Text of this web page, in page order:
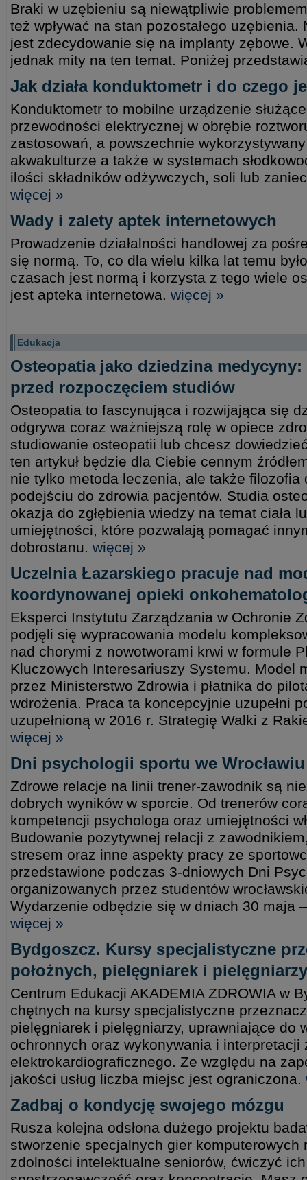
Braki w uzębieniu są niewątpliwie
też wpływać na stan pozostałego
jest zdecydowanie się na implanty zębowe.
jednak mity na ten temat. Poniżej
Jak działa konduktometr i do czego
Konduktometr to mobilne urządzenie
przewodności elektrycznej w obrębie
zastosowań, a powszechnie
akwakulturze a także w systemach
ilości składników odżywczych, soli lub
więcej »
Wady i zalety aptek internetowych
Prowadzenie działalności handlowej za
się normą. To, co dla wielu kilka lat temu
czasach jest normą i korzysta z tego wiele
jest apteka internetowa. więcej »
Edukacja
Osteopatia jako dziedzina
przed rozpoczęciem studiów
Osteopatia to fascynująca i rozwijająca się
odgrywa coraz ważniejszą rolę w opiece
studiowanie osteopatii lub chcesz
ten artykuł będzie dla Ciebie cennym
nie tylko metoda leczenia, ale także filozofia
podejściu do zdrowia pacjentów. Studia
okazja do zgłębienia wiedzy na temat ciała
umiejętności, które pozwalają pomagać
dobrostanu. więcej »
Uczelnia Łazarskiego pracuje nad
koordynowanej opieki
Eksperci Instytutu Zarządzania w Ochronie
podjęli się wypracowania modelu
nad chorymi z nowotworami krwi w formule
Kluczowych Interesariuszy Systemu. Model
przez Ministerstwo Zdrowia i płatnika do
wdrożenia. Praca ta koncepcyjnie uzupełni
uzupełnioną w 2016 r. Strategię Walki z
więcej »
Dni psychologii sportu we Wrocławiu
Zdrowe relacje na linii trener-zawodnik są
dobrych wyników w sporcie. Od trenerów
kompetencji psychologa oraz umiejętności
Budowanie pozytywnej relacji z
stresem oraz inne aspekty pracy ze
przedstawione podczas 3-dniowych Dni
organizowanych przez studentów
Wydarzenie odbędzie się w dniach 30 maja
więcej »
Bydgoszcz. Kursy specjalistyczne
położnych, pielęgniarek i pielęgniarzy
Centrum Edukacji AKADEMIA ZDROWIA w
chętnych na kursy specjalistyczne
pielęgniarek i pielęgniarzy, uprawniające do
ochronnych oraz wykonywania i interpretacji
elektrokardiograficznego. Ze względu na
jakości usług liczba miejsc jest ograniczona.
Zadbaj o kondycję swojego mózgu
Rusza kolejna odsłona dużego projektu
stworzenie specjalnych gier komputerowych
zdolności intelektualne seniorów, ćwiczyć